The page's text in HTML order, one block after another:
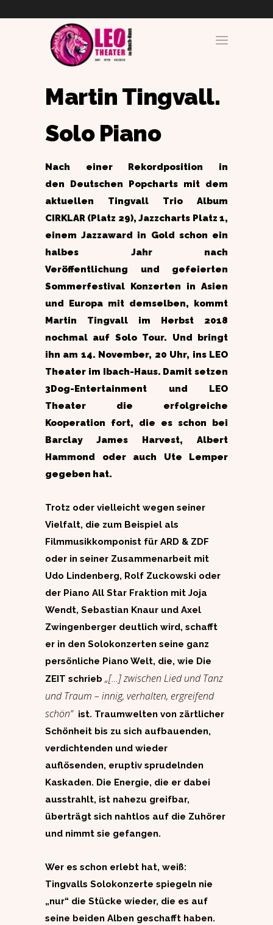
Martin Tingvall.
Solo Piano
Nach einer Rekordposition in
den Deutschen Popcharts mit dem
aktuellen Tingvall Trio Album
CIRKLAR (Platz 29), Jazzcharts Platz 1,
einem Jazzaward in Gold schon ein
halbes Jahr nach
Veröffentlichung und gefeierten
Sommerfestival Konzerten in Asien
und Europa mit demselben, kommt
Martin Tingvall im Herbst 2018
nochmal auf Solo Tour. Und bringt
ihn am 14. November, 20 Uhr, ins LEO
Theater im Ibach-Haus. Damit setzen
3Dog-Entertainment und LEO
Theater die erfolgreiche
Kooperation fort, die es schon bei
Barclay James Harvest, Albert
Hammond oder auch Ute Lemper
gegeben hat.
Trotz oder vielleicht wegen seiner
Vielfalt, die zum Beispiel als
Filmmusikkomponist für ARD & ZDF
oder in seiner Zusammenarbeit mit
Udo Lindenberg, Rolf Zuckowski oder
der Piano All Star Fraktion mit Joja
Wendt, Sebastian Knaur und Axel
Zwingenberger deutlich wird, schafft
er in den Solokonzerten seine ganz
persönliche Piano Welt, die, wie Die
ZEIT schrieb „[…] zwischen Lied und Tanz
und Traum – innig, verhalten, ergreifend
schön“ ist. Traumwelten von zärtlicher
Schönheit bis zu sich aufbauenden,
verdichtenden und wieder
auflösenden, eruptiv sprudelnden
Kaskaden. Die Energie, die er dabei
ausstrahlt, ist nahezu greifbar,
überträgt sich nahtlos auf die Zuhörer
und nimmt sie gefangen.
Wer es schon erlebt hat, weiß:
Tingvalls Solokonzerte spiegeln nie
„nur“ die Stücke wieder, die es auf
seine beiden Alben geschafft haben.